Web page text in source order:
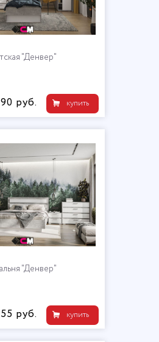
"Денвер"
купить
руб.
"Денвер"
купить
руб.